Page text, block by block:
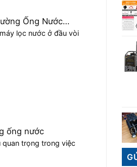
Ống Nước
lọc nước ở đầu vòi
ống nước
trọng trong việc